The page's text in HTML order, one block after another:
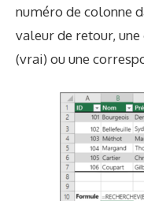
numéro de colonne
valeur de retour,
(vrai) ou une